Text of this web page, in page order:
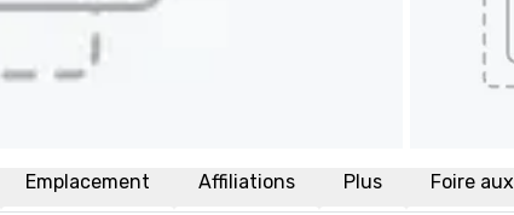
Emplacement Affiliations Plus Foire